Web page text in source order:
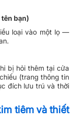
bạn)
loại vào một lọ —
bị hỏi thêm tại cửa
(trang thông tin
đích lưu trú và thời
tiêm và thiết